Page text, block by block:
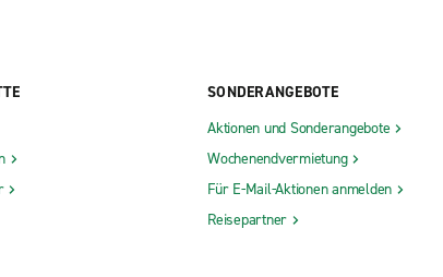
SONDERANGEBOTE
Aktionen und Sonderangebote
Wochenendvermietung
Für E-Mail-Aktionen anmelden
Reisepartner